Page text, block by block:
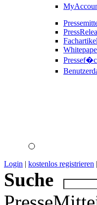
Login | kostenlos registrieren |
Suche